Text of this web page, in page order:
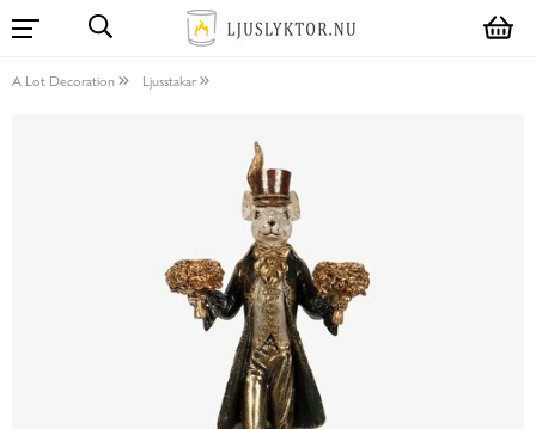
A Lot Decoration Ljusstakar